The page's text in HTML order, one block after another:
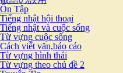
Ôn Tập
Tiếng nhật hội thoại
Tiếng nhật và cuộc sống
Từ vựng cuộc sống
Cách viết văn,báo cáo
Từ vựng hình thái
Từ vựng theo chủ đề 2